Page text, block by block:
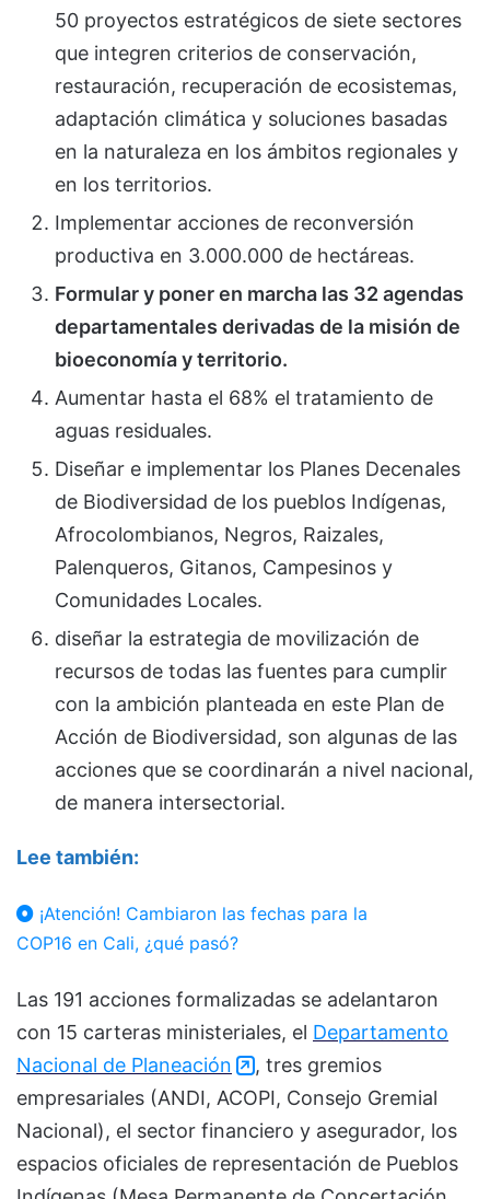
50 proyectos estratégicos de siete sectores
que integren criterios de conservación,
restauración, recuperación de ecosistemas,
adaptación climática y soluciones basadas
en la naturaleza en los ámbitos regionales y
en los territorios.
Implementar acciones de reconversión
productiva en 3.000.000 de hectáreas.
Formular y poner en marcha las 32 agendas
departamentales derivadas de la misión de
bioeconomía y territorio.
Aumentar hasta el 68% el tratamiento de
aguas residuales.
Diseñar e implementar los Planes Decenales
de Biodiversidad de los pueblos Indígenas,
Afrocolombianos, Negros, Raizales,
Palenqueros, Gitanos, Campesinos y
Comunidades Locales.
diseñar la estrategia de movilización de
recursos de todas las fuentes para cumplir
con la ambición planteada en este Plan de
Acción de Biodiversidad, son algunas de las
acciones que se coordinarán a nivel nacional,
de manera intersectorial.
Lee también:
¡Atención! Cambiaron las fechas para la
COP16 en Cali, ¿qué pasó?
Las 191 acciones formalizadas se adelantaron
con 15 carteras ministeriales, el Departamento
Nacional de Planeación
, tres gremios
empresariales (ANDI, ACOPI, Consejo Gremial
Nacional), el sector financiero y asegurador, los
espacios oficiales de representación de Pueblos